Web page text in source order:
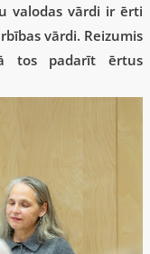
valodas vārdi ir ērti
vārdi. Reizumis
tos padarīt ērtus